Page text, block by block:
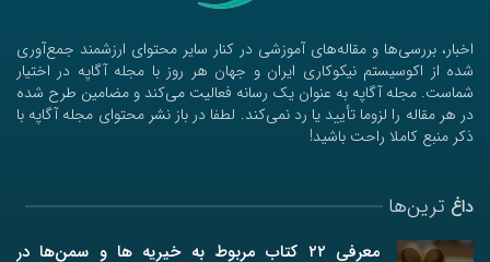
اخبار، بررسی‌ها و مقاله‌های آموزشی در کنار سایر محتوای ارزشمند جمع‌آوری
شده از اکوسیستم نیکوکاری ایران و جهان هر روز با مجله آگاپه در اختیار
شماست. مجله آگاپه به عنوان یک رسانه فعالیت می‌کند و مضامین طرح شده
در هر مقاله را لزوما تأیید یا رد نمی‌کند. لطفا در باز نشر محتوای مجله آگاپه با
ذکر منبع کاملا راحت باشید!
داغ ترین‌ها
معرفی ۲۲ کتاب مربوط به خیریه ها و سمن‌ها در